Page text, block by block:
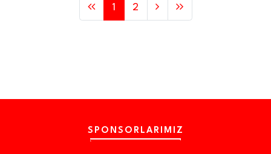
1 2
SPONSORLARIMIZ